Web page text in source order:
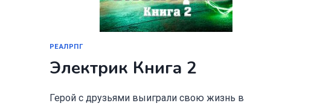
РЕАЛРПГ
Электрик Книга 2
Герой с друзьями выиграли свою жизнь в